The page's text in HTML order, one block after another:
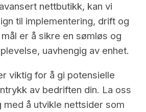
nettbutikk, kan vi
til implementering, drift og
er å sikre en sømløs og
uavhengig av enhet.
viktig for å gi potensielle
av bedriften din. La oss
med å utvikle nettsider som